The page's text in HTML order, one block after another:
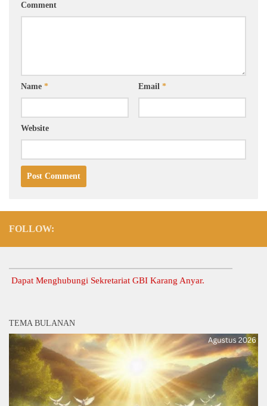
Comment
Name * Email *
Website
FOLLOW:
Menghubungi Sekretariat GBI Karang Anyar.
TEMA BULANAN